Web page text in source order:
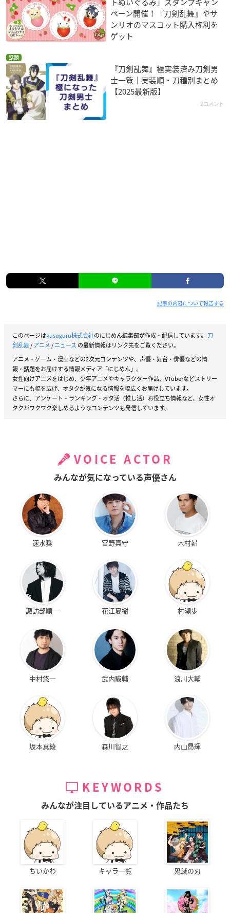
ペーン開催！『刀剣乱舞』やサ
ンリオのマスコット購入権利を
ゲット
話題
『刀剣乱舞』極実装済み刀剣男
士一覧｜実装順・刀種別まとめ
【2025最新版】
2コメント
記事の内容について報告する
このページはkusuguru株式会社のにじめん編集部が作成・配信しています。 刀
剣乱舞/アニメ/ニュース の最新情報はリンク先をご覧ください。
アニメ・ゲーム・漫画などの2次元コンテンツや、声優・舞台・俳優などの情
報・話題をお届けする情報メディア「にじめん」。
女性向けアニメをはじめ、少年アニメやキャラクター作品、VTuberなどストリー
マーにも幅を広げ、オタクが気になる情報を幅広くお届けしています。
さらに、アンケート・ランキング・オタ活（推し活）お役立ち情報など、女性オ
タクがワクワク楽しめるようなコンテンツも発信しています。
VOICE ACTOR
みんなが気になっている声優さん
速水奨 宮野真守 木村昴
諏訪部順一 花江夏樹 村瀬歩
中村悠一 武内駿輔 浪川大輔
坂本真綾 森川智之 内山昂輝
KEYWORDS
みんなが注目しているアニメ・作品たち
ちいかわ キャラ一覧 鬼滅の刃